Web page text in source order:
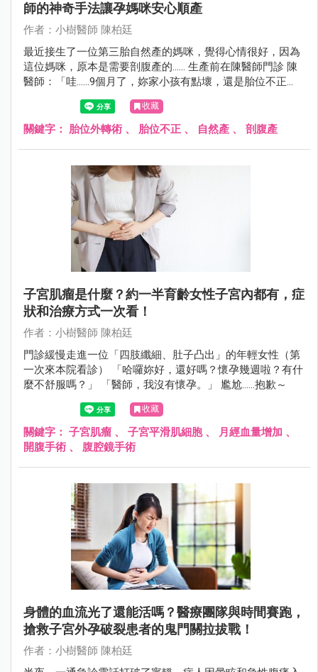
師的神奇手法讓孕媽咪安心順產
作者：小樹醫師 陳柏廷
最近接生了一位第三胎自然產的媽咪，覺得心情很好，因為
這位媽咪，原本是需要剖腹產的...... 生產前在陳醫師門診 陳
醫師：「哇......9個月了，妳家小孩有點壞，還是胎位不正
（臀位），不轉下來耶。這樣下去可能要開刀了！」 孕媽咪
孕婦：「我已經很認真做膝胸臥了，前兩胎都自然產，這胎
真的很不想剖腹。」
收藏
關鍵字： 胎位外轉術 、 胎位不正 、 自然產 、 剖腹產
子宮肌瘤是什麼？約一半育齡女性子宮內都有，症
狀和治療方式一次看！
作者：小樹醫師 陳柏廷
門診緩慢走進一位「四肢纖細、肚子凸出」的年輕女性（第
一次來本院看診） 「哈囉妳好，還好嗎？懷孕幾週啦？有什
麼不舒服嗎？」 「醫師，我沒有懷孕。」 尷尬……抱歉～
收藏
關鍵字： 子宮肌瘤 、 子宮平滑肌細胞、 月經血量增加 、
開腹手術 、 腹腔鏡手術
身體的血流光了還能活嗎？醫療團隊與時間賽跑，
搶救子宮外孕破裂患者的鬼門關拉拔戰！
作者：小樹醫師 陳柏廷